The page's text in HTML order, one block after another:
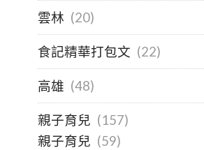
雲林 (20)
食記精華打包文 (22)
高雄 (48)
親子育兒 (157)
親子育兒 (59)